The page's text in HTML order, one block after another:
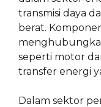
transmisi daya
berat.
seperti motor
transfer energi
Dalam sektor